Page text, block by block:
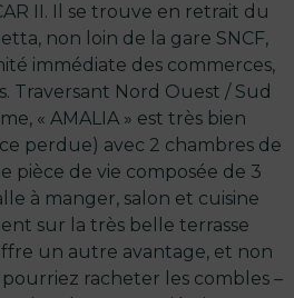
II. Il se trouve en retrait du
non loin de la gare SNCF,
immédiate des commerces,
Traversant Nord Ouest / Sud
« AMALIA » est très bien
perdue) avec 2 chambres de
pièce de vie composée de 3
à manger, salon et cuisine
sur la très belle terrasse
un autre avantage, et non
pourriez racheter les combles –